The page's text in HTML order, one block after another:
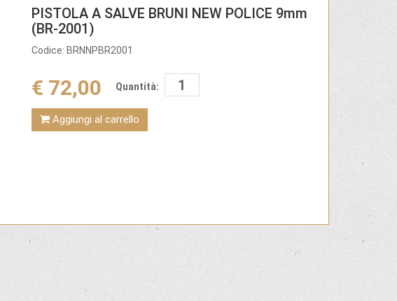
PISTOLA A SALVE BRUNI NEW POLICE 9mm
(BR-2001)
Codice: BRNNPBR2001
€ 72,00 Quantità:
Aggiungi al carrello